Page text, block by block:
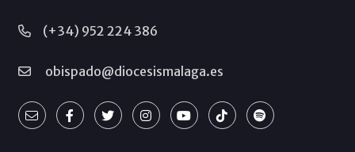
(+34) 952 224 386
obispado@diocesismalaga.es